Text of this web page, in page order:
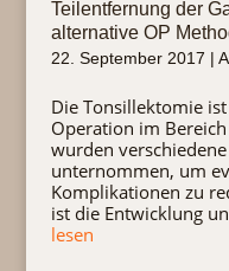
Teilentfernung der
alternative OP
22. September 2017 |
Die Tonsillektomie
Operation im
wurden
unternommen, um
Komplikationen zu
ist die Entwicklung
lesen